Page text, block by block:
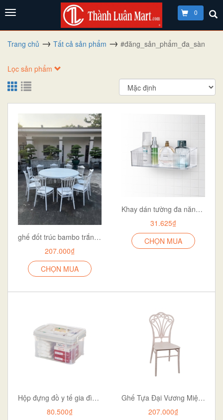
0
Trang chủ Tất cả sản phẩm #đăng_sản_phẩm_đa_sàn
Lọc sản phẩm
ghế đốt trúc bambo trắng ngọc trai dành cho nhà hàng quán ăn và sự kiện aladanh-net-vn
207.000₫
CHỌN MUA
Khay dán tường đa năng hokori 5705 khay dán tường không cần khoan nhựa cao cấp aladanh-net-vn
31.625₫
CHỌN MUA
Hộp đựng đồ y tế gia đình 6576-1 nhựa trong suốt có quai sách có khóa 2 lớp tiện lợi aladanh-net-vn
80.500₫
Ghế Tựa Đại Vương Miện – Sang Trọng, Bền Bỉ, Sàn Dụng Cho Mọi Không Gian dành cho nhà hàng khách sạn sự kiện
207.000₫